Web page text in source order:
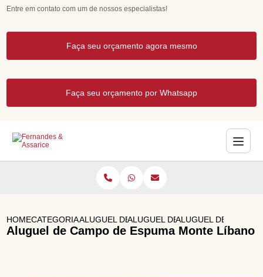
Entre em contato com um de nossos especialistas!
Faça seu orçamento agora mesmo
Faça seu orçamento por Whatsapp
HOMECATEGORIASALUGUEL DE BRINQUEDOS
ALUGUEL DE TOBOGA INFLAVEL
ALUGUEL DE CAMPO
Aluguel de Campo de Espuma Monte Líbano